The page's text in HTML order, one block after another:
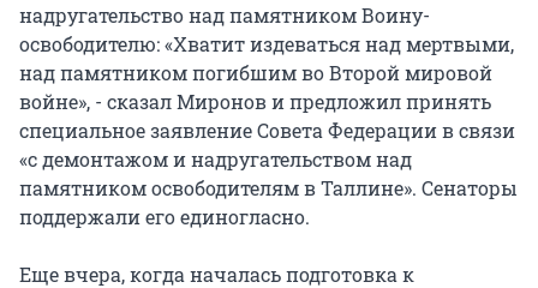
надругательство над памятником Воину-
освободителю: «Хватит издеваться над мертвыми,
над памятником погибшим во Второй мировой
войне», - сказал Миронов и предложил принять
специальное заявление Совета Федерации в связи
«с демонтажом и надругательством над
памятником освободителям в Таллине». Сенаторы
поддержали его единогласно.
Еще вчера, когда началась подготовка к